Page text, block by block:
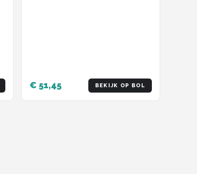
€ 51,45 BEKIJK OP BOL